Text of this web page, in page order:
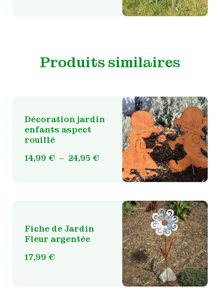
Produits similaires
Ce
produit
a
plusieurs
options
peuvent
être
choisies
sur
la
page
du
Décoration jardin
enfants aspect
rouillé
14,99 € – 24,95 €Plage
24,95 €
Fiche de Jardin
Fleur argentée
17,99 €